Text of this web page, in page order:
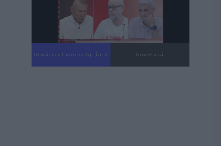
Următorul videoclip în 4 Anulează